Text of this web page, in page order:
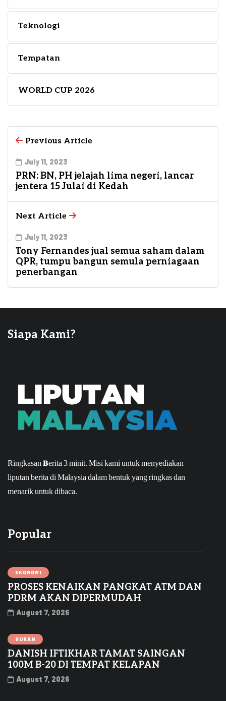
Teknologi
Tempatan
WORLD CUP 2026
Previous Article
July 11, 2023
PRN: BN, PH jelajah lima negeri, lancar
jentera 15 Julai di Kedah
Next Article
July 11, 2023
Tony Fernandes jual semua saham dalam
QPR, tumpu bangun semula perniagaan
penerbangan
Siapa Kami?
Ringkasan Berita 3 minit. Misi kami untuk menyediakan
liputan berita di Malaysia dalam bentuk yang ringkas dan
menarik untuk dibaca.
Popular
EKONOMI
PROSES KENAIKAN PANGKAT ATM DAN
PDRM AKAN DIPERMUDAH
August 7, 2026
SUKAN
DANISH IFTIKHAR TAMAT SAINGAN
100M B-20 DI TEMPAT KELAPAN
August 7, 2026